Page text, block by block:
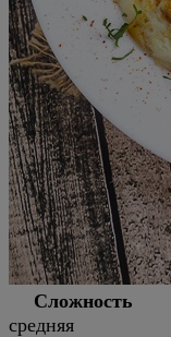
Сложность
средняя